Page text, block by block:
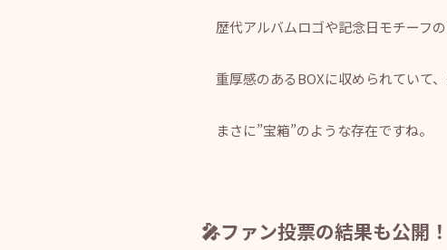
歴代アルバムロゴや記念日モチーフ
重厚感のあるBOXに収められていて
まさに”宝箱”のような存在ですね。
🎤ファン投票の結果も公開！